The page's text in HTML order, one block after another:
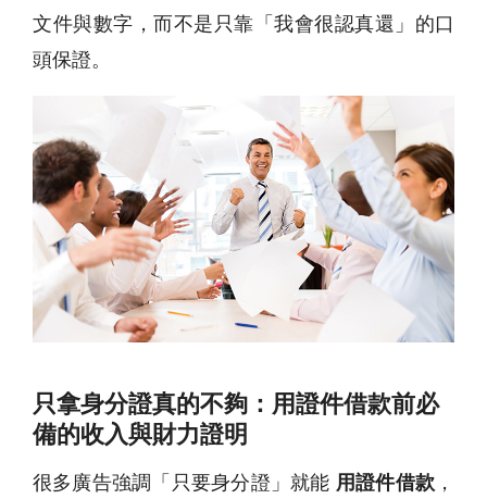
文件與數字，而不是只靠「我會很認真還」的口
頭保證。
只拿身分證真的不夠：用證件借款前必
備的收入與財力證明
很多廣告強調「只要身分證」就能 用證件借款 ，